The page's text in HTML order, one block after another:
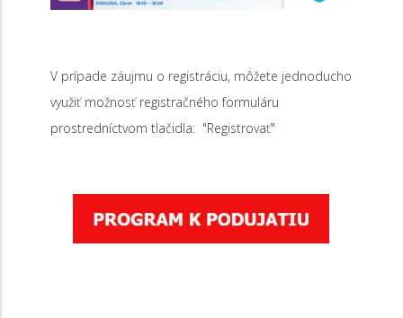
V prípade záujmu o registráciu, môžete jednoducho
využiť možnosť registračného formuláru
prostredníctvom tlačidla: "Registrovať"